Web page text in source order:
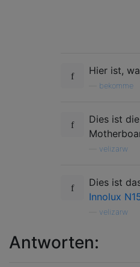
Hier ist,
bekomme
Dies ist
velizarw
Dies ist
Innolux
velizarw
Antworten: